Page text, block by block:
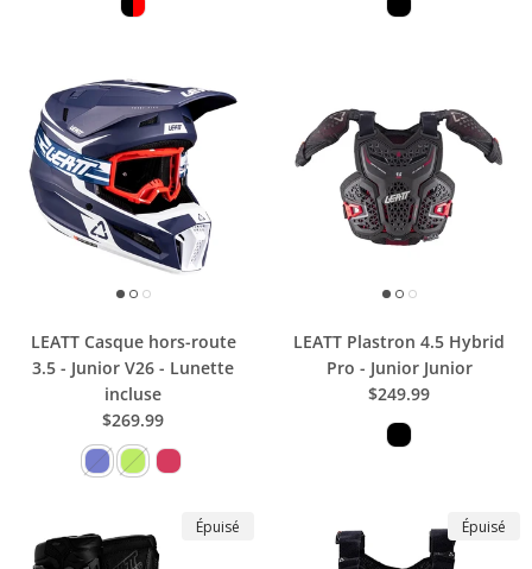
LEATT Casque hors-route
3.5 - Junior V26 - Lunette
incluse
$269.99
LEATT Plastron 4.5 Hybrid
Pro - Junior Junior
$249.99
Épuisé Épuisé